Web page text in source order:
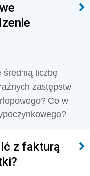
średnią liczbę
zastępstw
Co w
z fakturą